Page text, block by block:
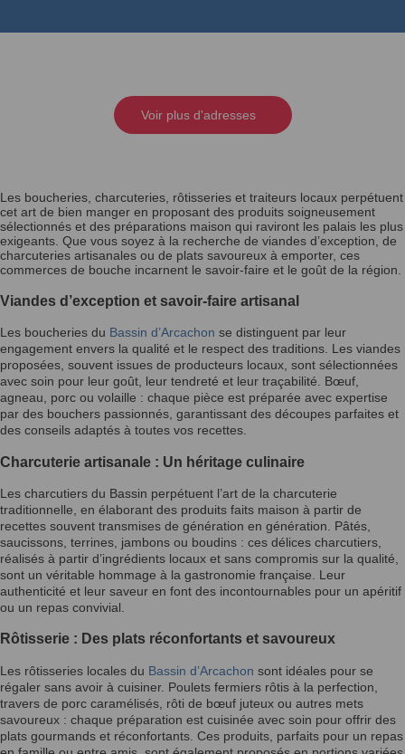
Voir plus d'adresses
Les boucheries, charcuteries, rôtisseries et traiteurs locaux perpétuent
cet art de bien manger en proposant des produits soigneusement
sélectionnés et des préparations maison qui raviront les palais les plus
exigeants. Que vous soyez à la recherche de viandes d’exception, de
charcuteries artisanales ou de plats savoureux à emporter, ces
commerces de bouche incarnent le savoir-faire et le goût de la région.
Viandes d’exception et savoir-faire artisanal
Les boucheries du Bassin d’Arcachon se distinguent par leur
engagement envers la qualité et le respect des traditions. Les viandes
proposées, souvent issues de producteurs locaux, sont sélectionnées
avec soin pour leur goût, leur tendreté et leur traçabilité. Bœuf,
agneau, porc ou volaille : chaque pièce est préparée avec expertise
par des bouchers passionnés, garantissant des découpes parfaites et
des conseils adaptés à toutes vos recettes.
Charcuterie artisanale : Un héritage culinaire
Les charcutiers du Bassin perpétuent l’art de la charcuterie
traditionnelle, en élaborant des produits faits maison à partir de
recettes souvent transmises de génération en génération. Pâtés,
saucissons, terrines, jambons ou boudins : ces délices charcutiers,
réalisés à partir d’ingrédients locaux et sans compromis sur la qualité,
sont un véritable hommage à la gastronomie française. Leur
authenticité et leur saveur en font des incontournables pour un apéritif
ou un repas convivial.
Rôtisserie : Des plats réconfortants et savoureux
Les rôtisseries locales du Bassin d’Arcachon sont idéales pour se
régaler sans avoir à cuisiner. Poulets fermiers rôtis à la perfection,
travers de porc caramélisés, rôti de bœuf juteux ou autres mets
savoureux : chaque préparation est cuisinée avec soin pour offrir des
plats gourmands et réconfortants. Ces produits, parfaits pour un repas